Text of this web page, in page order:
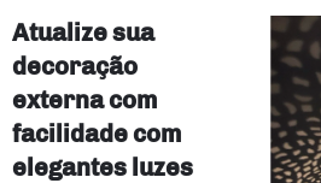
Atualize sua
decoração
externa com
facilidade com
elegantes luzes